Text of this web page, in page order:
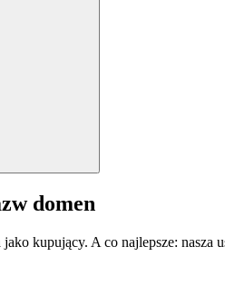
domen
kupujący. A co najlepsze: